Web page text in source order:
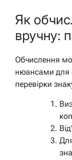
Як
вручну:
Обчислення
нюансами для
перевірки